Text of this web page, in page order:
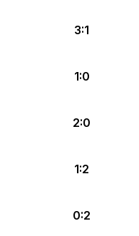
3:1
1:0
2:0
1:2
0:2